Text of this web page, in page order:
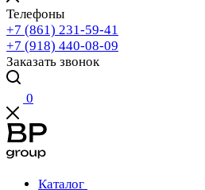
Телефоны
+7 (861) 231-59-41
+7 (918) 440-08-09
Заказать звонок
0
Каталог